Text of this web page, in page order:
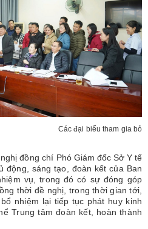
Các đại biểu tham gia bỏ
đồng chí Phó Giám đốc Sở Y tế
động, sáng tạo, đoàn kết của Ban
vụ, trong đó có sự đóng góp
thời đề nghị, trong thời gian tới,
nhiệm lại tiếp tục phát huy kinh
Trung tâm đoàn kết, hoàn thành